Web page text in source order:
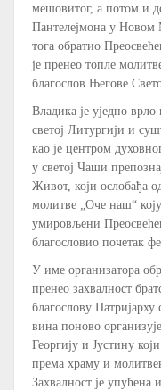
мешовитог, а потом и
Пантелејмона у Новом
тога обратио
је пренео топле
благослов Његове
Владика је уједно
светој Литургији и
као је центром
у светој Чаши
Живот, који ослобађа
молитве „Оче наш“
умировљени
благословио почетак
У име организатора
пренео захвалност
благослову
вина поново
Георгију и Јустину
према храму и
Захвалност је упућена и